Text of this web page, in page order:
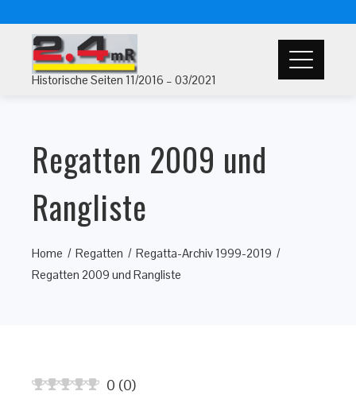
Historische Seiten 11/2016 – 03/2021
Regatten 2009 und
Rangliste
Home Regatten
Regatta-Archiv 1999-2019
Regatten 2009 und Rangliste
0 (0)